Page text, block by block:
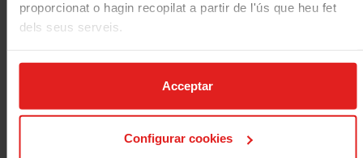
proporcionat o hagin recopilat a partir de l'ús que heu fet
dels seus serveis.
Acceptar
Configurar cookies
instruments a tot riscper cops, caigudes, robatori, etc, siguin on
siguin, a tot el món, fins i tot durant el seu transport en qualsevol
fundes, arquets, embocadures …
s’estigui reparant, a Mussap et cobrim a més de la reparació, el